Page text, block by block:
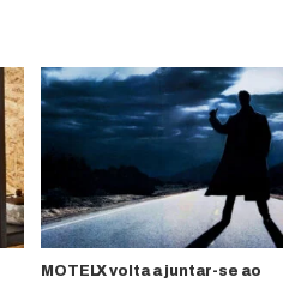
MOTELX volta a juntar-se ao